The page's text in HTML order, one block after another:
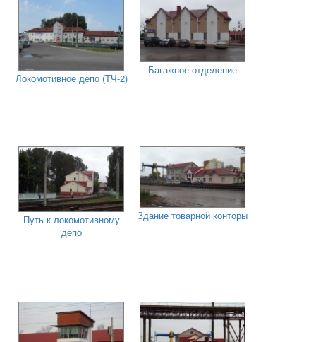
Локомотивное депо (ТЧ-2)
Багажное отделение
Путь к локомотивному
депо
Здание товарной конторы